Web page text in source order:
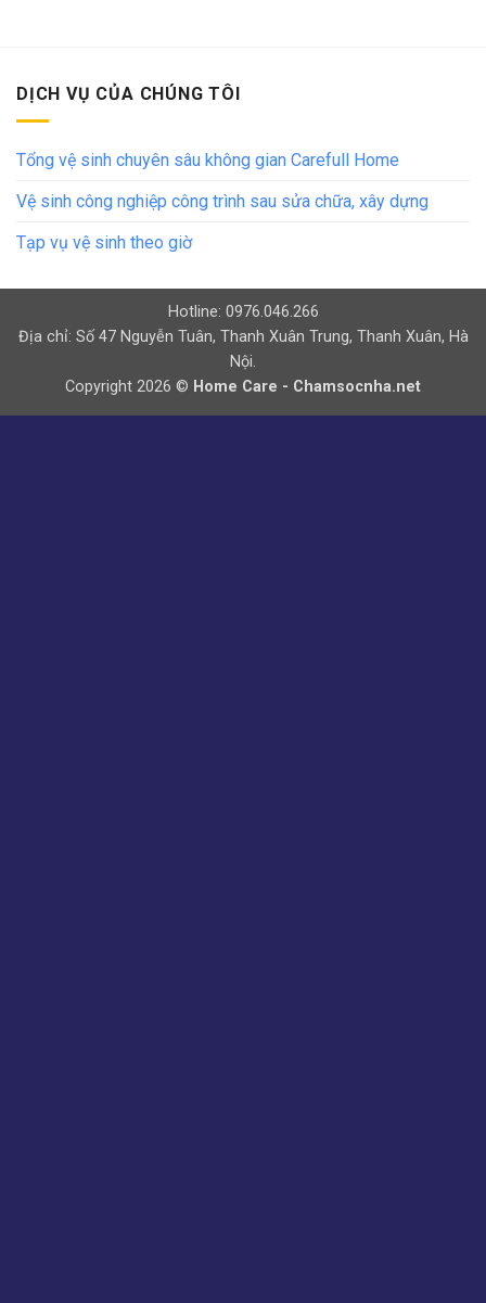
DỊCH VỤ CỦA CHÚNG TÔI
Tổng vệ sinh chuyên sâu không gian Carefull Home
Vệ sinh công nghiệp công trình sau sửa chữa, xây dựng
Tạp vụ vệ sinh theo giờ
Hotline: 0976.046.266
Địa chỉ: Số 47 Nguyễn Tuân, Thanh Xuân Trung, Thanh Xuân, Hà
Nội.
Copyright 2026 © Home Care - Chamsocnha.net